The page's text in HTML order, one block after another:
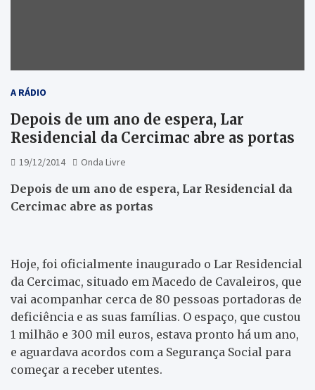
A RÁDIO
Depois de um ano de espera, Lar
Residencial da Cercimac abre as portas
19/12/2014 Onda Livre
Depois de um ano de espera, Lar Residencial da
Cercimac abre as portas
Hoje, foi oficialmente inaugurado o Lar Residencial
da Cercimac, situado em Macedo de Cavaleiros, que
vai acompanhar cerca de 80 pessoas portadoras de
deficiência e as suas famílias. O espaço, que custou
1 milhão e 300 mil euros, estava pronto há um ano,
e aguardava acordos com a Segurança Social para
começar a receber utentes.